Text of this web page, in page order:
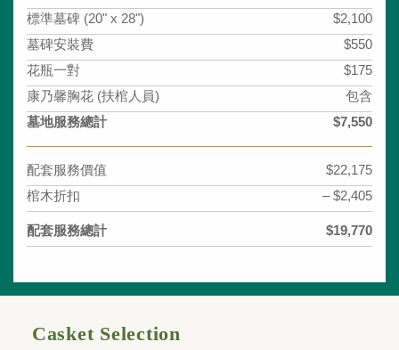
標準墓碑 (20" x 28")
$2,100
墓碑安裝費
$550
花瓶一對
$175
康乃馨胸花 (扶棺人員)
包含
墓地服務總計
$7,550
配套服務價值
$22,175
棺木折扣
– $2,405
配套服務總計 $19,770
Casket Selection